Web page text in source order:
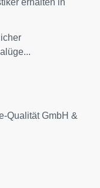
erhalten in
Qualität GmbH &